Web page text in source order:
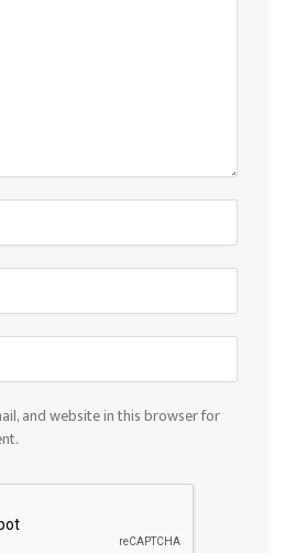
and website in this browser for